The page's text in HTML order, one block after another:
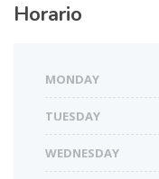
Horario
MONDAY
TUESDAY
WEDNESDAY